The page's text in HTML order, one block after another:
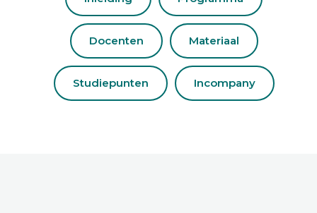
Docenten Materiaal
Studiepunten Incompany